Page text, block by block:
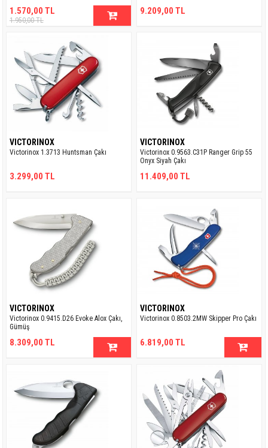
1.570,00 TL
1.950,00 TL
9.209,00 TL
VICTORINOX
Victorinox 1.3713 Huntsman Çakı
3.299,00 TL
VICTORINOX
​Victorinox 0.9563.C31P Ranger Grip 55
Onyx Siyah Çakı
11.409,00 TL
VICTORINOX
Victorinox 0.9415.D26 Evoke Alox Çakı,
Gümüş
8.309,00 TL
VICTORINOX
Victorinox 0.8503.2MW Skipper Pro Çakı
6.819,00 TL